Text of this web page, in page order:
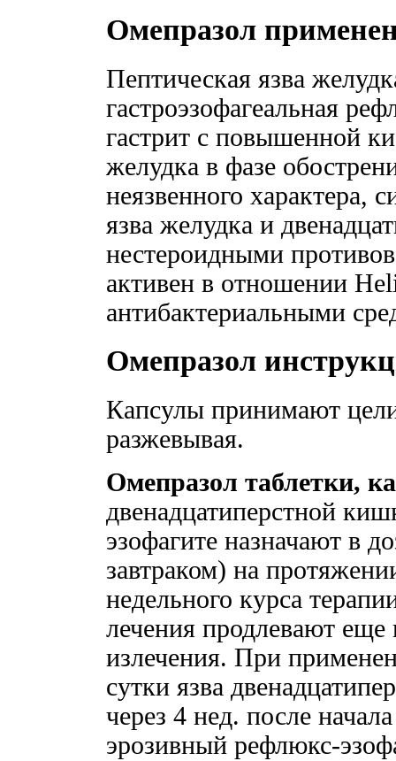
Омепразол
Пептическая язва
гастроэзофагеальная
гастрит с повышенной
желудка в фазе
неязвенного характера,
язва желудка и
нестероидными
активен в отношении
антибактериальными
Омепразол
Капсулы принимают
разжевывая.
Омепразол таблетки,
двенадцатиперстной
эзофагите назначают в
завтраком) на
недельного курса
лечения продлевают
излечения. При
сутки язва
через 4 нед. после
эрозивный рефлюкс-